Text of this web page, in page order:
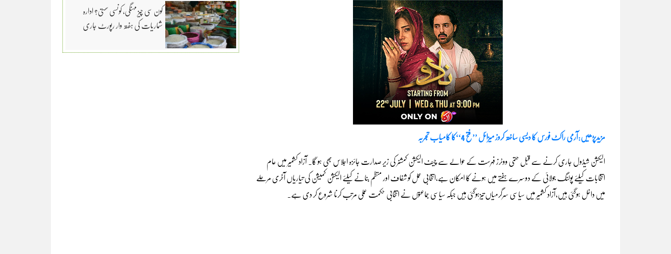
مزیدپڑھیں:آرمی راکٹ فورس کا دیسی ساختہ کروز میزائل ’’فتح 4‘‘کا کامیاب تجربہ
الیکشن شیڈول جاری کرنے سے قبل حتمی ووٹرز فہرست کے حوالے سے چیف الیکشن کمشنر کی زیر صدارت جائزہ اجلاس بھی ہو گا۔ آزاد کشمیر میں عام
انتخابات کیلئے پولنگ جولائی کے دوسرے ہفتے میں ہونے کا امکان ہے،انتخابی عمل کو شفاف اور منظم بنانے کیلئے الیکشن کمیشن کی تیاریاں آخری مرحلے
میں داخل ہوگئی ہیں،آزاد کشمیر میں سیاسی سرگرمیاں تیزہوگئی ہیں جبکہ سیاسی جماعتوں نے انتخابی حکمت عملی مرتب کرنا شروع کر دی ہے۔
کون سی چیز مہنگی، کونسی سستی؟ ادارہ
شماریات کی ہفتہ وار رپورٹ جاری